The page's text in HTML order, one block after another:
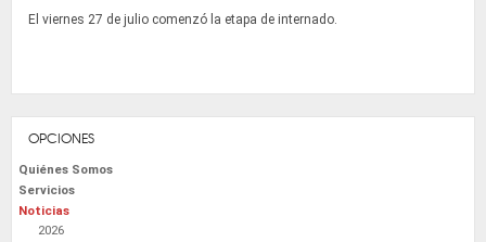
El viernes 27 de julio comenzó la etapa de internado.
OPCIONES
Quiénes Somos
Servicios
Noticias
2026